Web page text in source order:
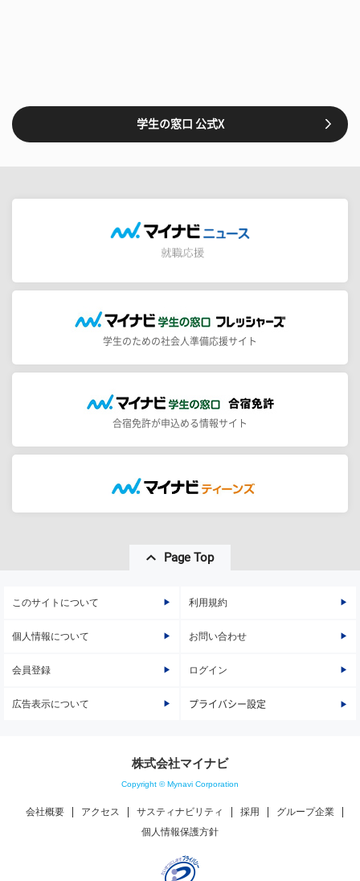
学生の窓口 公式X
学生のための社会人準備応援サイト
合宿免許が申込める情報サイト
Page Top
このサイトについて 利用規約
個人情報について お問い合わせ
会員登録 ログイン
広告表示について プライバシー設定
株式会社マイナビ
Copyright © Mynavi Corporation
会社概要 アクセス サスティナビリティ 採用
グループ企業
個人情報保護方針